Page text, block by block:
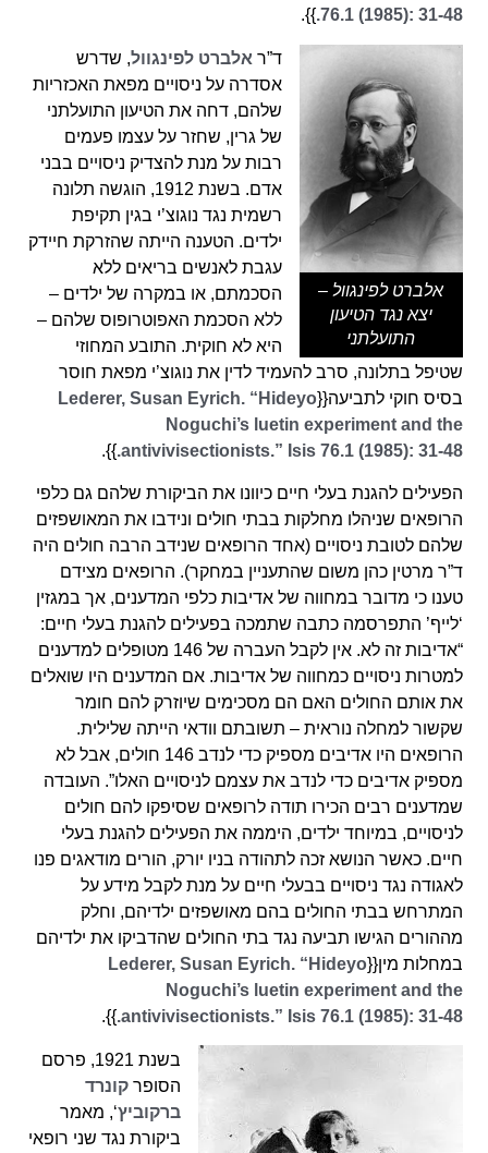
76.1 (1985): 31-48.
}}.
אלברט לפינגוול –
יצא נגד הטיעון
התועלתני
ד”ראלברט לפינגוול, שדרש
אסדרה על ניסויים מפאת האכזריות
שלהם, דחה את הטיעון התועלתני
של גרין, שחזר על עצמו פעמים
רבות על מנת להצדיק ניסויים בבני
אדם. בשנת 1912, הוגשה תלונה
רשמית נגד נוגוצ’י בגין תקיפת
ילדים. הטענה הייתה שהזרקת חיידק
עגבת לאנשים בריאים ללא
הסכמתם, או במקרה של ילדים –
ללא הסכמת האפוטרופוס שלהם –
היא לא חוקית. התובע המחוזי
שטיפל בתלונה, סרב להעמיד לדין את נוגוצ’י מפאת חוסר
בסיס חוקי לתביעה{{Lederer, Susan Eyrich. “Hideyo
Noguchi’s luetin experiment and the
antivivisectionists.” Isis 76.1 (1985): 31-48.
}}.
הפעילים להגנת בעלי חיים כיוונו את הביקורת שלהם גם כלפי
הרופאים שניהלו מחלקות בבתי חולים ונידבו את המאושפזים
שלהם לטובת ניסויים (אחד הרופאים שנידב הרבה חולים היה
ד”ר מרטין כהן משום שהתעניין במחקר). הרופאים מצידם
טענו כי מדובר במחווה של אדיבות כלפי המדענים, אך במגזין
‘לייף’ התפרסמה כתבה שתמכה בפעילים להגנת בעלי חיים:
“אדיבות זה לא. אין לקבל העברה של 146 מטופלים למדענים
למטרות ניסויים כמחווה של אדיבות. אם המדענים היו שואלים
את אותם החולים האם הם מסכימים שיוזרק להם חומר
שקשור למחלה נוראית – תשובתם וודאי הייתה שלילית.
הרופאים היו אדיבים מספיק כדי לנדב 146 חולים, אבל לא
מספיק אדיבים כדי לנדב את עצמם לניסויים האלו”. העובדה
שמדענים רבים הכירו תודה לרופאים שסיפקו להם חולים
לניסויים, במיוחד ילדים, היממה את הפעילים להגנת בעלי
חיים. כאשר הנושא זכה לתהודה בניו יורק, הורים מודאגים פנו
לאגודה נגד ניסויים בבעלי חיים על מנת לקבל מידע על
המתרחש בבתי החולים בהם מאושפזים ילדיהם, וחלק
מההורים הגישו תביעה נגד בתי החולים שהדביקו את ילדיהם
במחלות מין{{Lederer, Susan Eyrich. “Hideyo
Noguchi’s luetin experiment and the
antivivisectionists.” Isis 76.1 (1985): 31-48.
}}.
בשנת 1921, פרסם
הסופרקונרד
ברקוביץ‘, מאמר
ביקורת נגד שני רופאי